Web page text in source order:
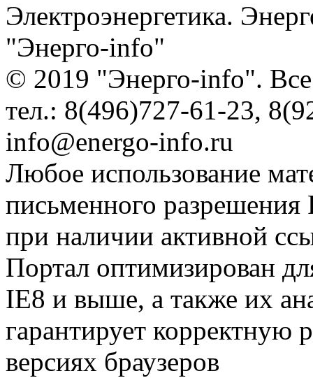
Электроэнергетика.
"Энерго-info"
© 2019 "Энерго-info".
тел.: 8(496)727-61-23,
info@energo-info.ru
Любое использование
письменного разрешения
при наличии активной
Портал оптимизирован
IE8 и выше, а также их
гарантирует корректную
версиях браузеров